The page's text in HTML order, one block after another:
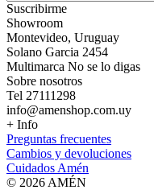
Suscribirme
Showroom
Montevideo, Uruguay
Solano Garcia 2454
Multimarca No se lo digas
Sobre nosotros
Tel 27111298
info@amenshop.com.uy
+ Info
Preguntas frecuentes
Cambios y devoluciones
Cuidados Amén
© 2026 AMÉN